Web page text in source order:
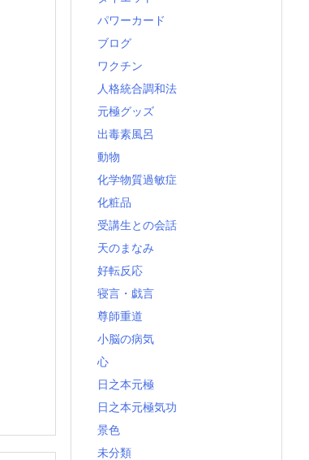
パワーカード
ブログ
ワクチン
人格統合調和法
元極グッズ
出毒素風呂
動物
化学物質過敏症
化粧品
受講生との会話
天のまなみ
好転反応
寝言・戯言
尊師重道
小脳の病気
心
日之本元極
日之本元極気功
景色
未分類